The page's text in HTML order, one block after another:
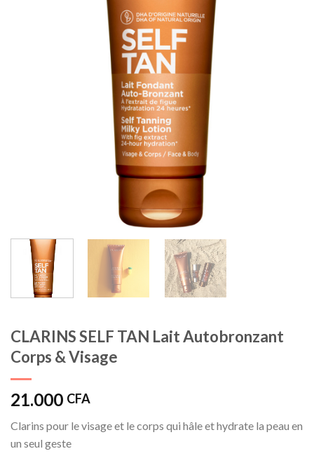
CLARINS SELF TAN Lait Autobronzant​
Corps & Visage
21.000 CFA
Clarins pour le visage et le corps qui hâle et hydrate la peau en
un seul geste